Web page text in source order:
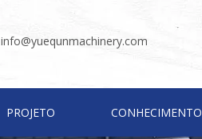
info@yuequnmachinery.com
PROJETO CONHECIMENTO